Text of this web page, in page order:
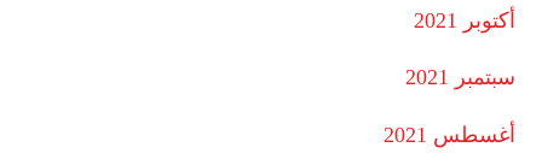
أكتوبر 2021
سبتمبر 2021
أغسطس 2021